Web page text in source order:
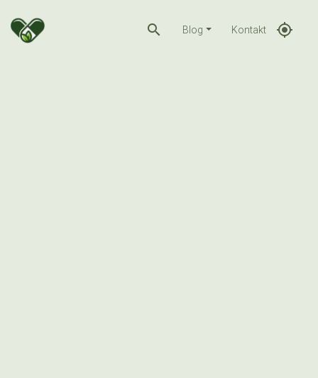
search Blog Kontakt gps_fixed